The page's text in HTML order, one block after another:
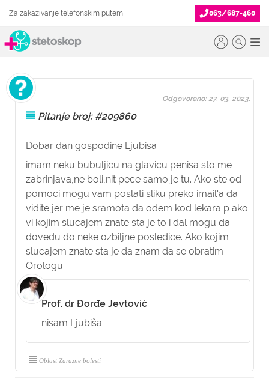
Za zakazivanje telefonskim putem 063/687-460
Pitanje broj: #209860
Dobar dan gospodine Ljubisa
imam neku bubuljicu na glavicu penisa sto me
zabrinjava,ne boli,nit pece samo je tu. Ako ste od
pomoci mogu vam poslati sliku preko imail'a da
vidite jer me je sramota da odem kod lekara p ako
vi kojim slucajem znate sta je to i dal mogu da
dovedu do neke ozbiljne posledice. Ako kojim
slucajem znate sta je da znam da se obratim
Orologu
Odgovoreno: 27. 03. 2023.
Prof. dr Đorđe Jevtović
nisam Ljubiša
Oblast Zarazne bolesti